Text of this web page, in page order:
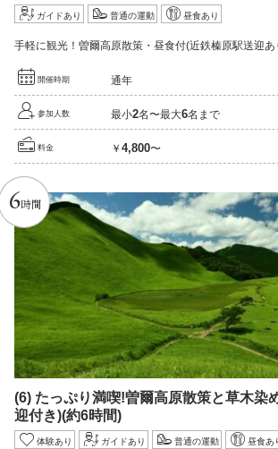
ガイドあり 普通の運動 昼食あり
手軽に観光！曽爾高原散策・昼食付(近鉄榛原駅送迎あ
開催時期 通年
参加人数 最小2名〜最大6名まで
料金 ￥ 4,800〜
6時間
(6) たっぷり満喫!曽爾高原散策と草木染
迎付き)(約6時間)
体験あり ガイドあり 普通の運動 昼食あ